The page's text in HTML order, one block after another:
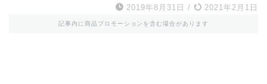
2019年8月31日 / 2021年2月1日
記事内に商品プロモーションを含む場合があります